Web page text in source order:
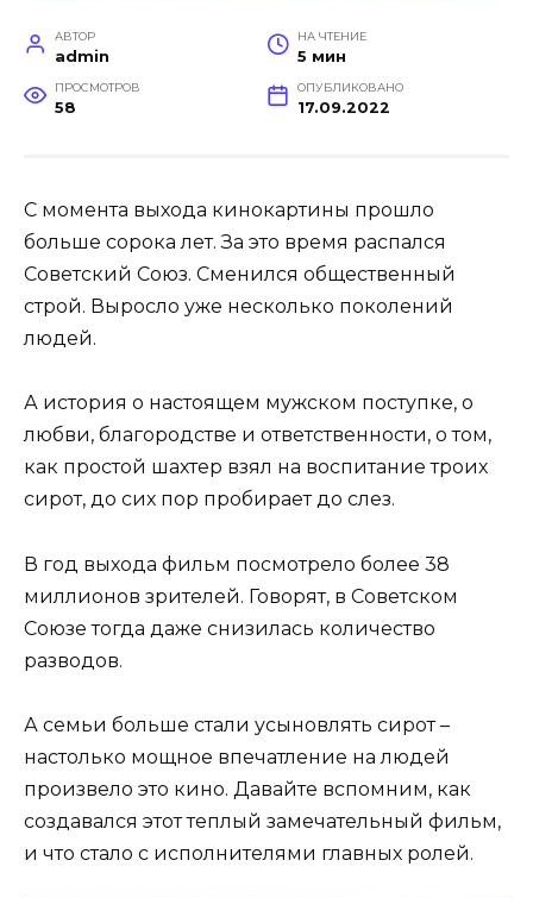
АВТОР
admin
НА ЧТЕНИЕ
5 мин
ПРОСМОТРОВ
58
ОПУБЛИКОВАНО
17.09.2022
С момента выхода кинокартины прошло
больше сорока лет. За это время распался
Советский Союз. Сменился общественный
строй. Выросло уже несколько поколений
людей.
А история о настоящем мужском поступке, о
любви, благородстве и ответственности, о том,
как простой шахтер взял на воспитание троих
сирот, до сих пор пробирает до слез.
В год выхода фильм посмотрело более 38
миллионов зрителей. Говорят, в Советском
Союзе тогда даже снизилась количество
разводов.
А семьи больше стали усыновлять сирот –
настолько мощное впечатление на людей
произвело это кино. Давайте вспомним, как
создавался этот теплый замечательный фильм,
и что стало с исполнителями главных ролей.